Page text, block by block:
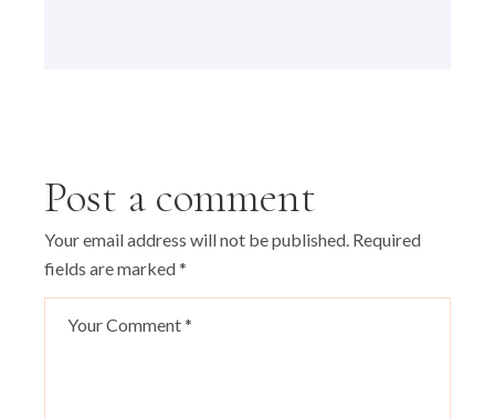
Post a comment
Your email address will not be published. Required
fields are marked*